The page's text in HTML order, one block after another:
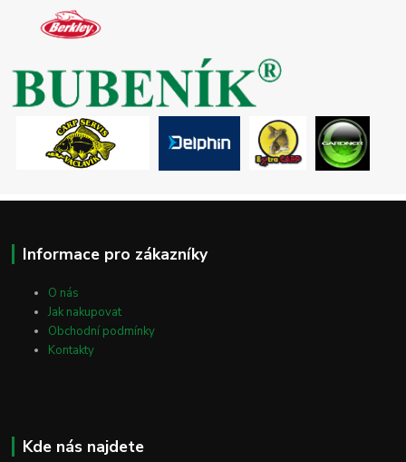
Informace pro zákazníky
O nás
Jak nakupovat
Obchodní podmínky
Kontakty
Kde nás najdete